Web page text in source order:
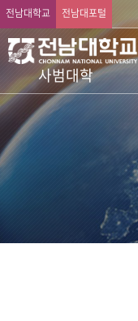
전남대학교 전남대포털
사범대학